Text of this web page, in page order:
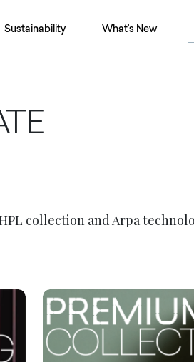
Sustainability What's New
collection and Arpa